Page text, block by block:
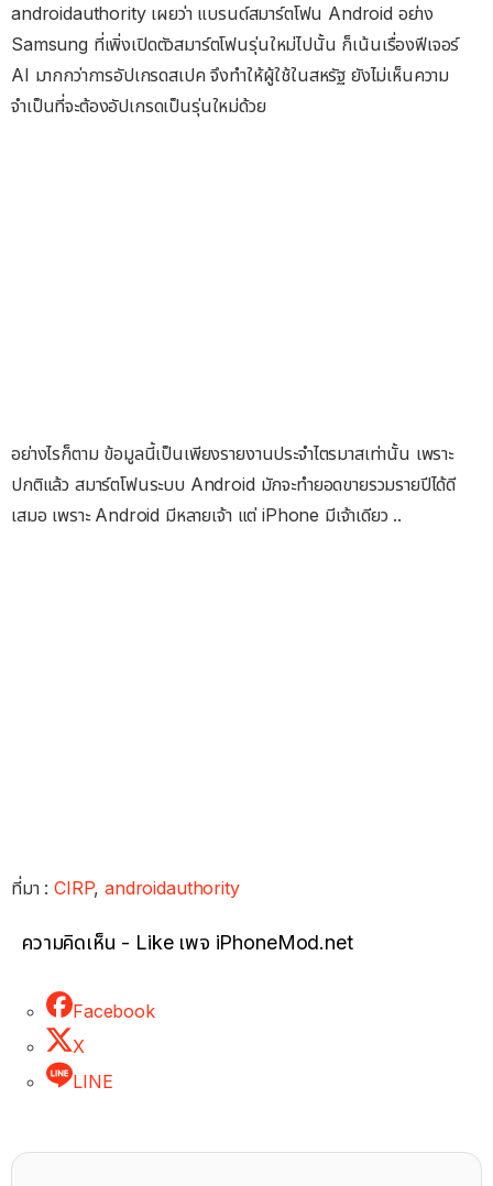
androidauthority เผยว่า แบรนด์สมาร์ตโฟน Android อย่าง
Samsung ที่เพิ่งเปิดตัวสมาร์ตโฟนรุ่นใหม่ไปนั้น ก็เน้นเรื่องฟีเจอร์
AI มากกว่าการอัปเกรดสเปค จึงทำให้ผู้ใช้ในสหรัฐ ยังไม่เห็นความ
จำเป็นที่จะต้องอัปเกรดเป็นรุ่นใหม่ด้วย
อย่างไรก็ตาม ข้อมูลนี้เป็นเพียงรายงานประจำไตรมาสเท่านั้น เพราะ
ปกติแล้ว สมาร์ตโฟนระบบ Android มักจะทำยอดขายรวมรายปีได้ดี
เสมอ เพราะ Android มีหลายเจ้า แต่ iPhone มีเจ้าเดียว ..
ที่มา :CIRP,androidauthority
ความคิดเห็น - Like เพจ iPhoneMod.net
Facebook
X
LINE